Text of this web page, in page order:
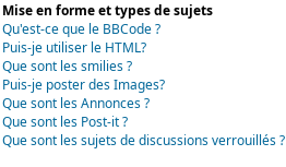
Mise en forme et types de sujets
Qu'est-ce que le BBCode ?
Puis-je utiliser le HTML?
Que sont les smilies ?
Puis-je poster des Images?
Que sont les Annonces ?
Que sont les Post-it ?
Que sont les sujets de discussions verrouillés ?